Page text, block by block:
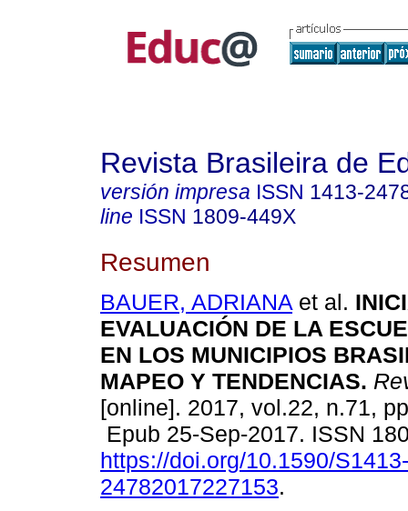
Revista Brasileira de
versión impresa ISSN 1413-
line ISSN 1809-449X
Resumen
BAUER, ADRIANA et al.
EVALUACIÓN DE LA
EN LOS MUNICIPIOS
MAPEO Y TENDENCIAS.
[online]. 2017, vol.22, n.71,
Epub 25-Sep-2017. ISSN
https://doi.org/10.1590/S1413-
24782017227153.